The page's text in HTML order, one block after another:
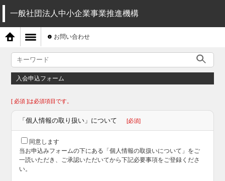
一般社団法人中小企業事業推進機構
お問い合わせ
入会申込フォーム
[ 必須 ]は必須項目です。
「個人情報の取り扱い」について [必須]
同意します
当お申込みフォームの下にある「個人情報の取扱いについて」をご
一読いただき、ご承認いただいてから下記必要事項をご登録くださ
い。